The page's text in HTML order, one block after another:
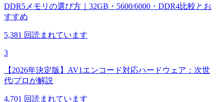
DDR5メモリの選び方｜32GB・5600/6000・DDR4比較とお
すすめ
5,381 回読まれています
3
【2026年決定版】AV1エンコード対応ハードウェア：次世
代|プロが解説
4,701 回読まれています